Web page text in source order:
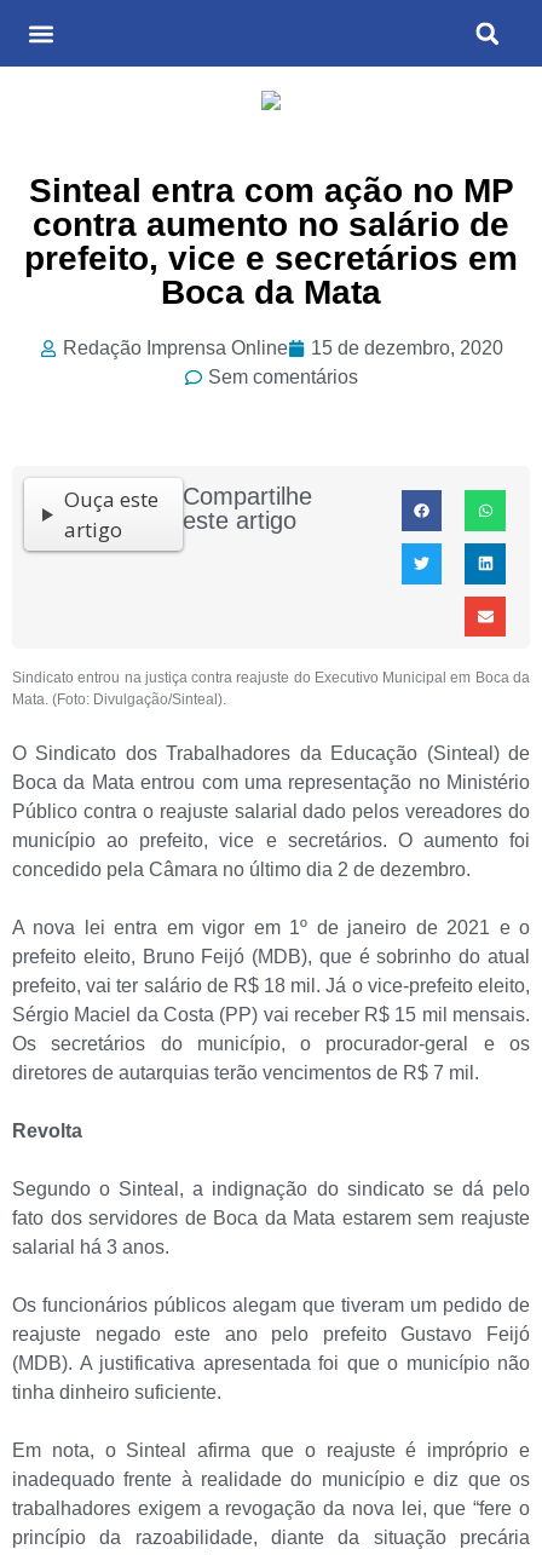
Sinteal entra com ação no MP
contra aumento no salário de
prefeito, vice e secretários em
Boca da Mata
Redação Imprensa Online
15 de dezembro, 2020
Sem comentários
Ouça este
artigo
Compartilhe
este artigo
Sindicato entrou na justiça contra reajuste do Executivo Municipal em Boca da
Mata. (Foto: Divulgação/Sinteal).
O Sindicato dos Trabalhadores da Educação (Sinteal) de
Boca da Mata entrou com uma representação no Ministério
Público contra o reajuste salarial dado pelos vereadores do
município ao prefeito, vice e secretários. O aumento foi
concedido pela Câmara no último dia 2 de dezembro.
A nova lei entra em vigor em 1º de janeiro de 2021 e o
prefeito eleito, Bruno Feijó (MDB), que é sobrinho do atual
prefeito, vai ter salário de R$ 18 mil. Já o vice-prefeito eleito,
Sérgio Maciel da Costa (PP) vai receber R$ 15 mil mensais.
Os secretários do município, o procurador-geral e os
diretores de autarquias terão vencimentos de R$ 7 mil.
Revolta
Segundo o Sinteal, a indignação do sindicato se dá pelo
fato dos servidores de Boca da Mata estarem sem reajuste
salarial há 3 anos.
Os funcionários públicos alegam que tiveram um pedido de
reajuste negado este ano pelo prefeito Gustavo Feijó
(MDB). A justificativa apresentada foi que o município não
tinha dinheiro suficiente.
Em nota, o Sinteal afirma que o reajuste é impróprio e
inadequado frente à realidade do município e diz que os
trabalhadores exigem a revogação da nova lei, que “fere o
princípio da razoabilidade, diante da situação precária